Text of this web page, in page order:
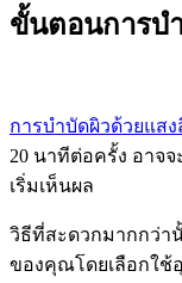
ขั้นตอนการบ
การบำบัดผิวด้วยแสง
20 นาทีต่อครั้ง อาจ
เริ่มเห็นผล
วิธีที่สะดวกมากกว่า
ของคุณโดยเลือกใช้